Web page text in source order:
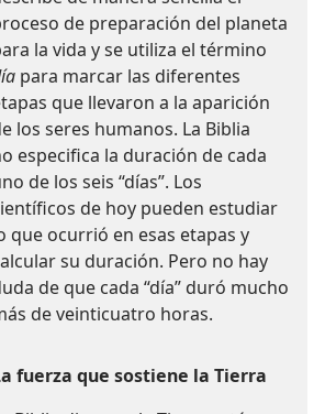
de preparación del planeta
la vida y se utiliza el término
para marcar las diferentes
que llevaron a la aparición
los seres humanos. La Biblia
especifica la duración de cada
de los seis “días”. Los
de hoy pueden estudiar
que ocurrió en esas etapas y
su duración. Pero no hay
de que cada “día” duró mucho
de veinticuatro horas.
fuerza que sostiene la Tierra